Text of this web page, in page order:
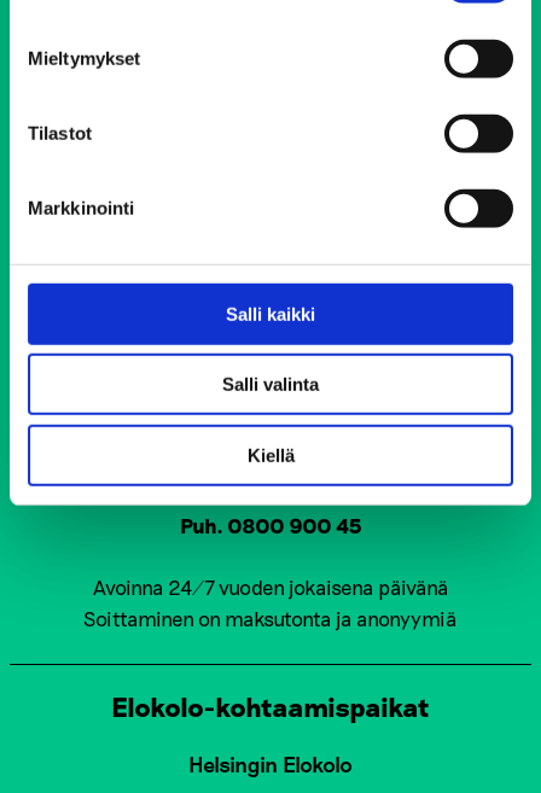
Mieltymykset
Tilastot
Markkinointi
Salli kaikki
Salli valinta
Kiellä
00510 Helsinki
Aluetoimistot>>
Päihdeneuvonta
Puh. 0800 900 45
Avoinna 24/7 vuoden jokaisena päivänä
Soittaminen on maksutonta ja anonyymiä
Elokolo-kohtaamispaikat
Helsingin Elokolo